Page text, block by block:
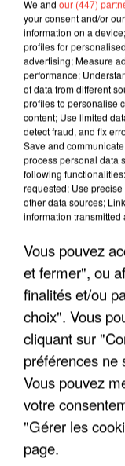
LES
FRANCE
We and our (447)
your consent and/or
information on a
profiles for
advertising; Measure
performance;
of data from different
profiles to personalise
content; Use limited
detect fraud, and fix
Save and
process personal data
following
requested; Use
other data sources;
information transmitted
Vous pouvez
et fermer", ou
finalités et/ou
choix". Vous
cliquant sur
préférences ne
Vous pouvez
votre
"Gérer les
page.